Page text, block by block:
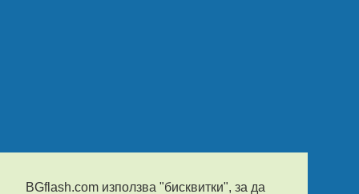
BGflash.com използва "бисквитки", за да